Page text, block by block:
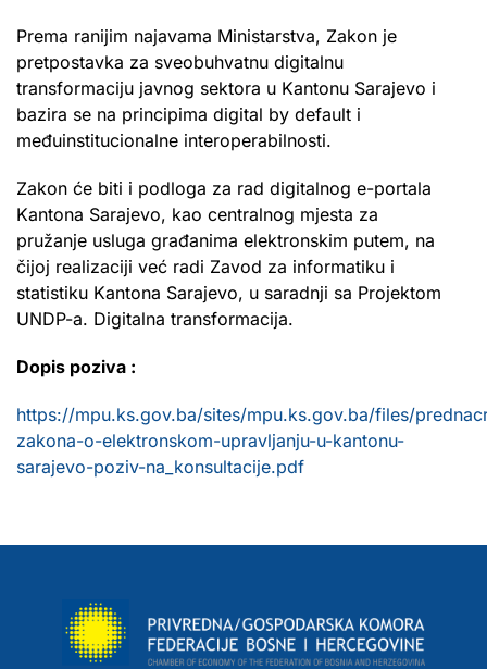
Prema ranijim najavama Ministarstva, Zakon je
pretpostavka za sveobuhvatnu digitalnu
transformaciju javnog sektora u Kantonu Sarajevo i
bazira se na principima digital by default i
međuinstitucionalne interoperabilnosti.
Zakon će biti i podloga za rad digitalnog e-portala
Kantona Sarajevo, kao centralnog mjesta za
pružanje usluga građanima elektronskim putem, na
čijoj realizaciji već radi Zavod za informatiku i
statistiku Kantona Sarajevo, u saradnji sa Projektom
UNDP-a. Digitalna transformacija.
Dopis poziva :
https://mpu.ks.gov.ba/sites/mpu.ks.gov.ba/files/
zakona-o-elektronskom-upravljanju-u-kantonu-
sarajevo-poziv-na_konsultacije.pdf